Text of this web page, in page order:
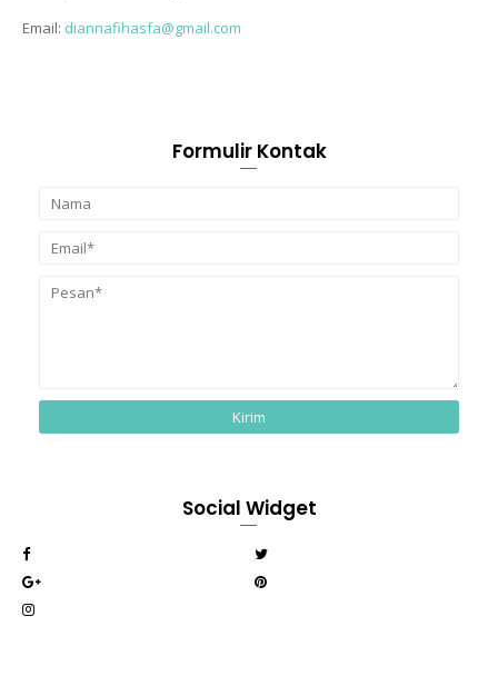
Email: diannafihasfa@gmail.com
Formulir Kontak
Social Widget